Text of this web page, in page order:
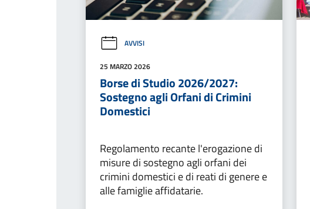
AVVISI
25 MARZO 2026
Borse di Studio 2026/2027:
Sostegno agli Orfani di Crimini
Domestici
Regolamento recante l'erogazione di
misure di sostegno agli orfani dei
crimini domestici e di reati di genere e
alle famiglie affidatarie.